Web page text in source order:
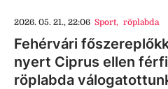
2026. 05. 21., 22:06 Sport, röplabda
Fehérvári
nyert Ciprus ellen férfi
röplabda